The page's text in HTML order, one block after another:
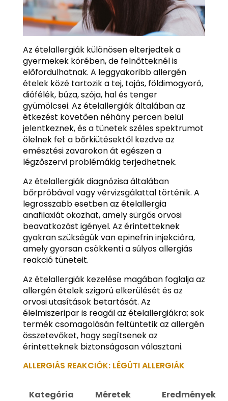
Az ételallergiák különösen elterjedtek a
gyermekek körében, de felnőtteknél is
előfordulhatnak. A leggyakoribb allergén
ételek közé tartozik a tej, tojás, földimogyoró,
diófélék, búza, szója, hal és tenger
gyümölcsei. Az ételallergiák általában az
étkezést követően néhány percen belül
jelentkeznek, és a tünetek széles spektrumot
ölelnek fel: a bőrkiütésektől kezdve az
emésztési zavarokon át egészen a
légzőszervi problémákig terjedhetnek.
Az ételallergiák diagnózisa általában
bőrpróbával vagy vérvizsgálattal történik. A
legrosszabb esetben az ételallergia
anafilaxiát okozhat, amely sürgős orvosi
beavatkozást igényel. Az érintetteknek
gyakran szükségük van epinefrin injekcióra,
amely gyorsan csökkenti a súlyos allergiás
reakció tüneteit.
Az ételallergiák kezelése magában foglalja az
allergén ételek szigorú elkerülését és az
orvosi utasítások betartását. Az
élelmiszeripar is reagál az ételallergiákra; sok
termék csomagolásán feltüntetik az allergén
összetevőket, hogy segítsenek az
érintetteknek biztonságosan választani.
ALLERGIÁS REAKCIÓK: LÉGÚTI ALLERGIÁK
Kategória Méretek Eredmények